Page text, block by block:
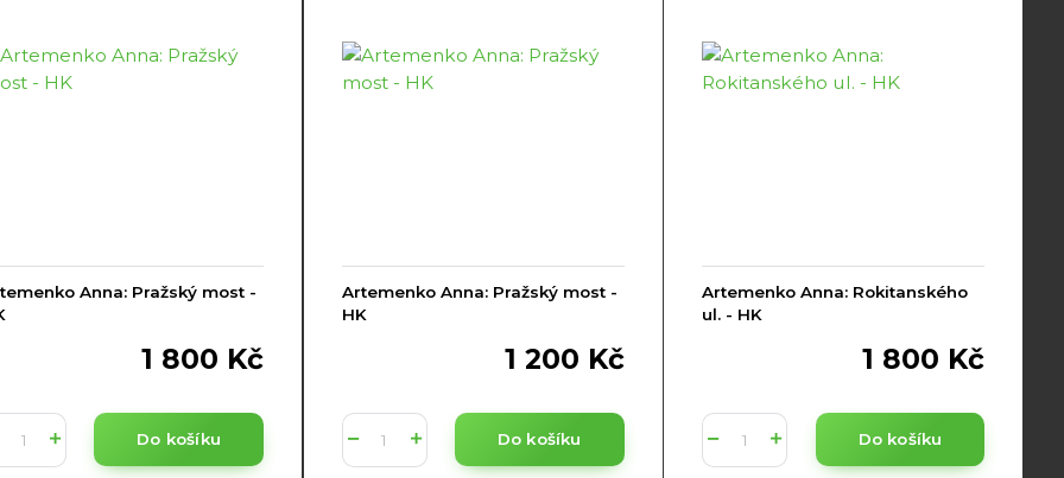
Anna: Pražský most -
1 800 Kč
Do košíku
Artemenko Anna: Pražský most -
HK
1 200 Kč
Do košíku
Artemenko Anna: Rokitanského
ul. - HK
1 800 Kč
Do košíku